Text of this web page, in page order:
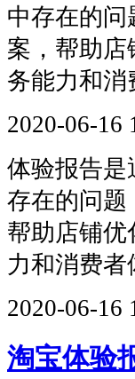
中存在的
案，帮助
务能力和
2020-06-16
体验报告是
存在的问题
帮助店铺
力和消费
2020-06-16
淘宝体验